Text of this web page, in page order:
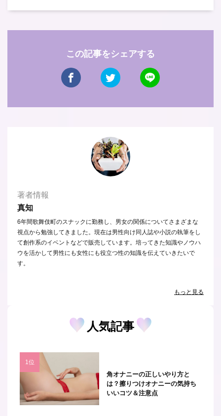
この記事をシェアする
著者情報
真知
6年間歌舞伎町のスナックに勤務し、男女の関係についてさまざまな
視点から勉強してきました。現在は男性向け同人誌や小説の執筆をし
て創作系のイベントなどで販売しています。培ってきた知識やノウハ
ウを活かして男性にも女性にも役立つ性の知識を伝えていきたいで
す。
もっと見る
人気記事
角オナニーの正しいやり方と
は？擦りつけオナニーの気持ち
いいコツ＆注意点